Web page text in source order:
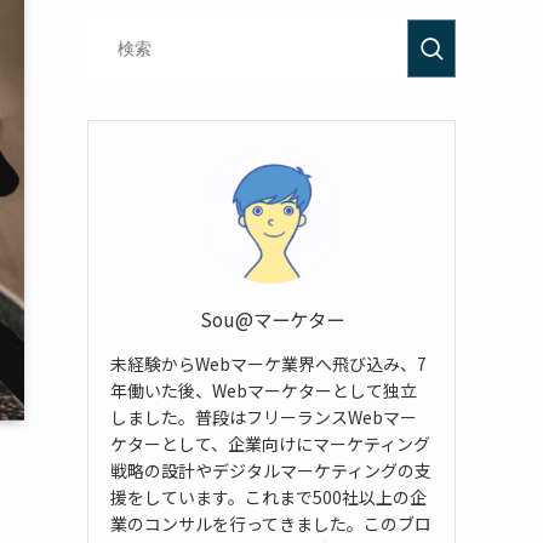
Sou@マーケター
未経験からWebマーケ業界へ飛び込み、7
年働いた後、Webマーケターとして独立
しました。普段はフリーランスWebマー
ケターとして、企業向けにマーケティング
戦略の設計やデジタルマーケティングの支
援をしています。これまで500社以上の企
業のコンサルを行ってきました。このブロ